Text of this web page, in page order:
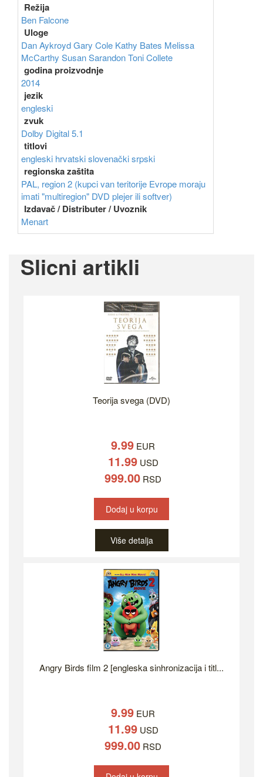
Režija
Ben Falcone
Uloge
Dan AykroydGary Cole Kathy Bates Melissa
McCarthy Susan SarandonToni Collete
godina proizvodnje
2014
jezik
engleski
zvuk
Dolby Digital 5.1
titlovi
engleski hrvatskislovenačkisrpski
regionska zaštita
PAL, region 2 (kupci van teritorije Evrope moraju
imati "multiregion" DVD plejer ili softver)
Izdavač / Distributer / Uvoznik
Menart
Slicni artikli
Teorija svega (DVD)
9.99 EUR
11.99USD
999.00 RSD
Dodaj u korpu
Više detalja
Angry Birds film 2 [engleska sinhronizacija i titl...
9.99 EUR
11.99USD
999.00 RSD